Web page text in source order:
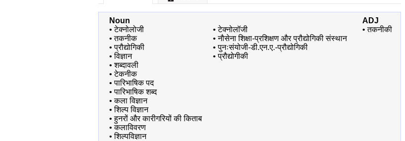
Noun
•टेक्नोलोजी
•तकनीक
•प्रौद्योगिकी
•विज्ञान
•शब्दावली
•टेकनीक
•पारिभाषिक पद
•पारिभाषिक शब्द
•कला विज्ञान
•शिल्प विज्ञान
•हुनरों और कारीगरियों की किताब
•कलाविवरण
•शिल्पविज्ञान
•टेक्नोलॉजी
•नौसेना शिक्षा-प्रशिक्षण और प्रौद्योगिकी संस्थान
•पुनःसंयोजी-डी.एन.ए.-प्रौद्योगिकी
•प्रौद्योगीकी
ADJ
•तकनीकी